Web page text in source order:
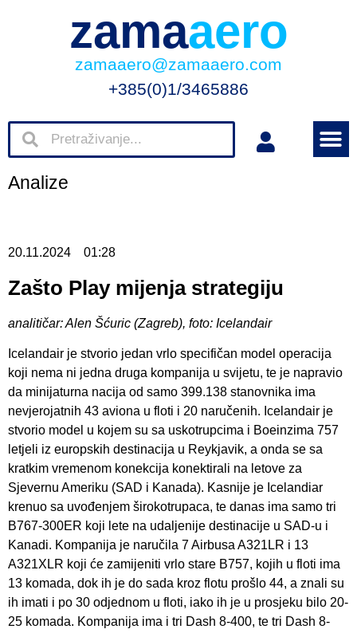
zamaaero
zamaaero@zamaaero.com
+385(0)1/3465886
Analize
20.11.2024 01:28
Zašto Play mijenja strategiju
analitičar: Alen Šćuric (Zagreb), foto: Icelandair
Icelandair je stvorio jedan vrlo specifičan model operacija
koji nema ni jedna druga kompanija u svijetu, te je napravio
da minijaturna nacija od samo 399.138 stanovnika ima
nevjerojatnih 43 aviona u floti i 20 naručenih. Icelandair je
stvorio model u kojem su sa uskotrupcima i Boeinzima 757
letjeli iz europskih destinacija u Reykjavik, a onda se sa
kratkim vremenom konekcija konektirali na letove za
Sjevernu Ameriku (SAD i Kanada). Kasnije je Icelandiar
krenuo sa uvođenjem širokotrupaca, te danas ima samo tri
B767-300ER koji lete na udaljenije destinacije u SAD-u i
Kanadi. Kompanija je naručila 7 Airbusa A321LR i 13
A321XLR koji će zamijeniti vrlo stare B757, kojih u floti ima
13 komada, dok ih je do sada kroz flotu prošlo 44, a znali su
ih imati i po 30 odjednom u floti, iako ih je u prosjeku bilo 20-
25 komada. Kompanija ima i tri Dash 8-400, te tri Dash 8-